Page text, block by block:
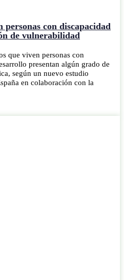
personas con discapacidad
de vulnerabilidad
que viven personas con
presentan algún grado de
según un nuevo estudio
en colaboración con la